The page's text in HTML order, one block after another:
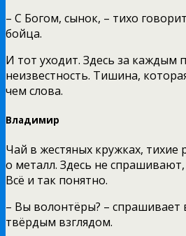
– С Богом, сынок, – тихо
бойца.
И тот уходит. Здесь за каждым
неизвестность. Тишина,
чем слова.
Владимир
Чай в жестяных кружках, тихие
о металл. Здесь не
Всё и так понятно.
– Вы волонтёры? – спрашивает
твёрдым взглядом.